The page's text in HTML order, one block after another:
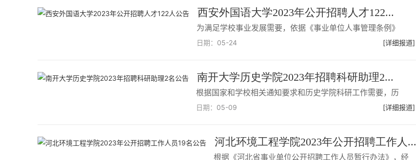
西安外国语大学2023年公开招聘人才122...
为满足学校事业发展需要，依据《事业单位人事管理条例》
[详细报道]
日期： 05-24
南开大学历史学院2023年招聘科研助理2...
根据国家和学校相关通知要求和历史学院科研工作需要，历
[详细报道]
日期： 05-09
河北环境工程学院2023年公开招聘工作人...
根据《河北省事业单位公开招聘工作人员暂行办法》，经